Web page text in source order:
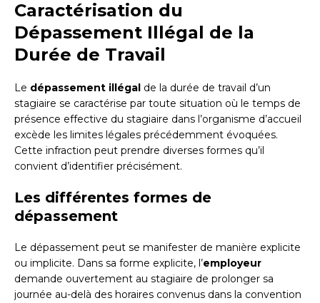
Caractérisation du
Dépassement Illégal de la
Durée de Travail
Le dépassement illégal de la durée de travail d’un
stagiaire se caractérise par toute situation où le temps de
présence effective du stagiaire dans l’organisme d’accueil
excède les limites légales précédemment évoquées.
Cette infraction peut prendre diverses formes qu’il
convient d’identifier précisément.
Les différentes formes de
dépassement
Le dépassement peut se manifester de manière explicite
ou implicite. Dans sa forme explicite, l’employeur
demande ouvertement au stagiaire de prolonger sa
journée au-delà des horaires convenus dans la convention